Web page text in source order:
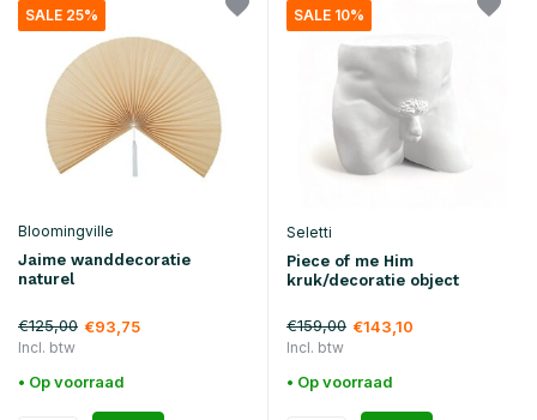
SALE 25%
Bloomingville
Jaime wanddecoratie
naturel
€125,00 €93,75
Incl. btw
• Op voorraad
SALE 10%
Seletti
Piece of me Him
kruk/decoratie object
€159,00 €143,10
Incl. btw
• Op voorraad